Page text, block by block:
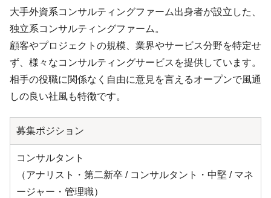
大手外資系コンサルティングファーム出身者が設立した、
独立系コンサルティングファーム。
顧客やプロジェクトの規模、業界やサービス分野を特定せ
ず、様々なコンサルティングサービスを提供しています。
相手の役職に関係なく自由に意見を言えるオープンで風通
しの良い社風も特徴です。
募集ポジション
コンサルタント
（アナリスト・第二新卒 / コンサルタント・中堅 / マネ
ージャー・管理職）